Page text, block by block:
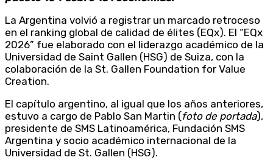
La Argentina volvió a registrar un marcado retroceso
en el ranking global de calidad de élites (EQx). El “EQx
2026” fue elaborado con el liderazgo académico de la
Universidad de Saint Gallen (HSG) de Suiza, con la
colaboración de la St. Gallen Foundation for Value
Creation.
El capítulo argentino, al igual que los años anteriores,
estuvo a cargo de Pablo San Martin (foto de portada),
presidente de SMS Latinoamérica, Fundación SMS
Argentina y socio académico internacional de la
Universidad de St. Gallen (HSG).